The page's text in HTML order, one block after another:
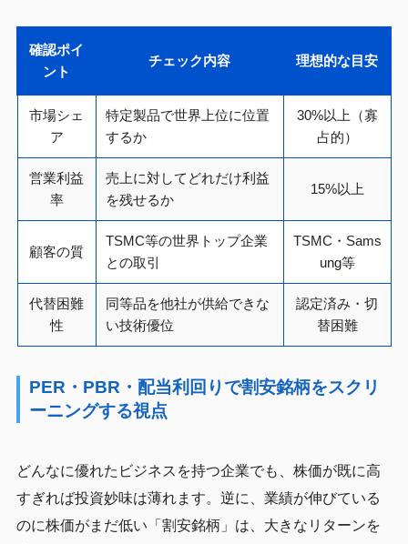
確認ポイ
ント
チェック内容 理想的な目安
市場シェ
ア
特定製品で世界上位に位置
するか
30%以上（寡
占的）
営業利益
率
売上に対してどれだけ利益
を残せるか
15%以上
顧客の質
TSMC等の世界トップ企業
との取引
TSMC・Sams
ung等
代替困難
性
同等品を他社が供給できな
い技術優位
認定済み・切
替困難
PER・PBR・配当利回りで割安銘柄をスクリ
ーニングする視点
どんなに優れたビジネスを持つ企業でも、株価が既に高
すぎれば投資妙味は薄れます。逆に、業績が伸びている
のに株価がまだ低い「割安銘柄」は、大きなリターンを